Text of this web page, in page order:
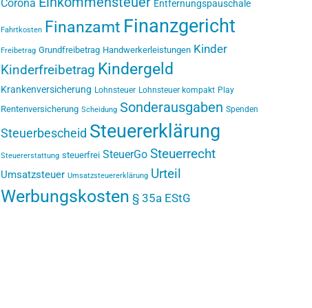
Corona Entfernungspauschale
Fahrtkosten Finanzamt Finanzgericht
Freibetrag Grundfreibetrag Handwerkerleistungen Kinder
Kinderfreibetrag Kindergeld
Krankenversicherung Lohnsteuer Lohnsteuer kompakt Play
Rentenversicherung Scheidung Sonderausgaben Spenden
Steuerbescheid Steuererklärung
Steuererstattung steuerfrei SteuerGo Steuerrecht
Umsatzsteuer Umsatzsteuererklärung Urteil
Werbungskosten § 35a EStG